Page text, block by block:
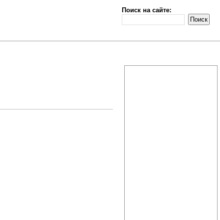
Поиск на сайте: